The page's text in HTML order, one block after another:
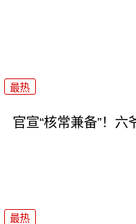
最热
官宣“核常兼备”！
最热